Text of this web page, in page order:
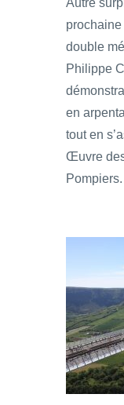
Autre
double
Philippe
en
tout en
Œuvre
Pompiers.